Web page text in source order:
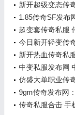
新开超级变态传
1.85传奇SF发布
超变套传奇私服
今日新开轻变传
新开热血传奇私
中变私服发布网
仿盛大单职业传
9gm传奇发布网
传奇私服合击 手